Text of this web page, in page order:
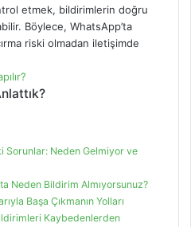
etmek, bildirimlerin doğru
Böylece, WhatsApp’ta
riski olmadan iletişimde
Sorunlar: Neden Gelmiyor ve
Neden Bildirim Almıyorsunuz?
Başa Çıkmanın Yolları
Kaybedenlerden